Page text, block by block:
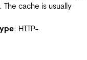
cache is usually
: HTTP-